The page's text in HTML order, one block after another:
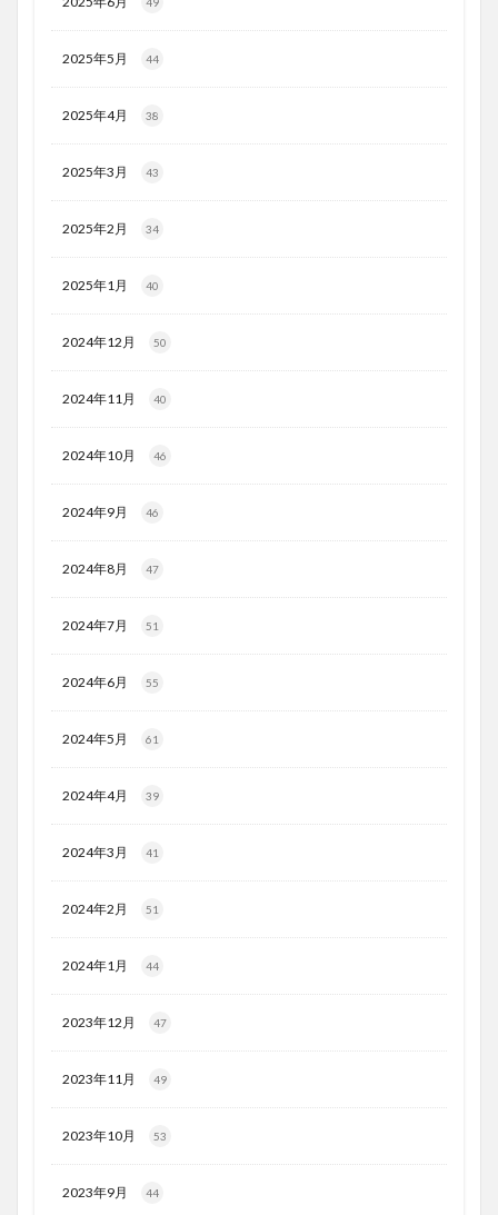
2025年5月 44
2025年4月 38
2025年3月 43
2025年2月 34
2025年1月 40
2024年12月 50
2024年11月 40
2024年10月 46
2024年9月 46
2024年8月 47
2024年7月 51
2024年6月 55
2024年5月 61
2024年4月 39
2024年3月 41
2024年2月 51
2024年1月 44
2023年12月 47
2023年11月 49
2023年10月 53
2023年9月 44